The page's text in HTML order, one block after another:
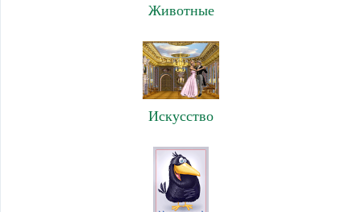
Животные
Искусство